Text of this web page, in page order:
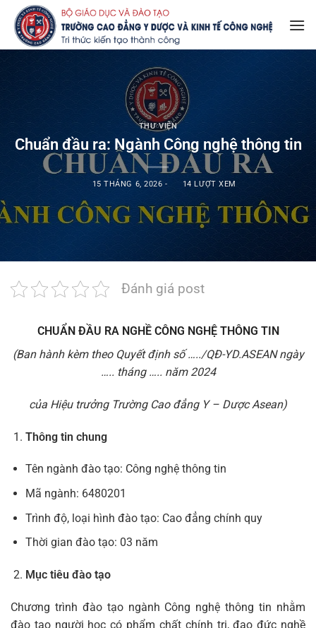
qua
THƯ VIỆN
Chuẩn đầu ra: Ngành Công nghệ thông tin
15 THÁNG 6, 2026 - 14 LƯỢT XEM
Đánh giá post
CHUẨN ĐẦU RA NGHỀ CÔNG NGHỆ THÔNG TIN
(Ban hành kèm theo Quyết định số …../QĐ-YD.ASEAN ngày
….. tháng ….. năm 2024
của Hiệu trưởng Trường Cao đẳng Y – Dược Asean)
Thông tin chung
Tên ngành đào tạo: Công nghệ thông tin
Mã ngành: 6480201
Trình độ, loại hình đào tạo: Cao đẳng chính quy
Thời gian đào tạo: 03 năm
Mục tiêu đào tạo
Chương trình đào tạo ngành Công nghệ thông tin nhằm
đào tạo người học có phẩm chất chính trị, đạo đức nghề